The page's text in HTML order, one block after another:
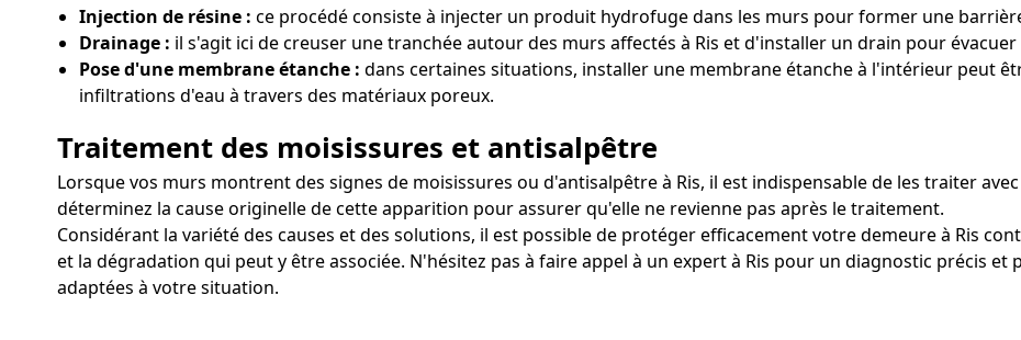
Injection de résine : ce procédé consiste à injecter un produit hydrofuge dans les murs pour former une
Drainage : il s'agit ici de creuser une tranchée autour des murs affectés à Ris et d'installer un drain pour évacuer
Pose d'une membrane étanche : dans certaines situations, installer une membrane étanche à l'intérieur peut
infiltrations d'eau à travers des matériaux poreux.
Traitement des moisissures et antisalpêtre
Lorsque vos murs montrent des signes de moisissures ou d'antisalpêtre à Ris, il est indispensable de les traiter
déterminez la cause originelle de cette apparition pour assurer qu'elle ne revienne pas après le traitement.
Considérant la variété des causes et des solutions, il est possible de protéger efficacement votre demeure à Ris
et la dégradation qui peut y être associée. N'hésitez pas à faire appel à un expert à Ris pour un diagnostic précis
adaptées à votre situation.